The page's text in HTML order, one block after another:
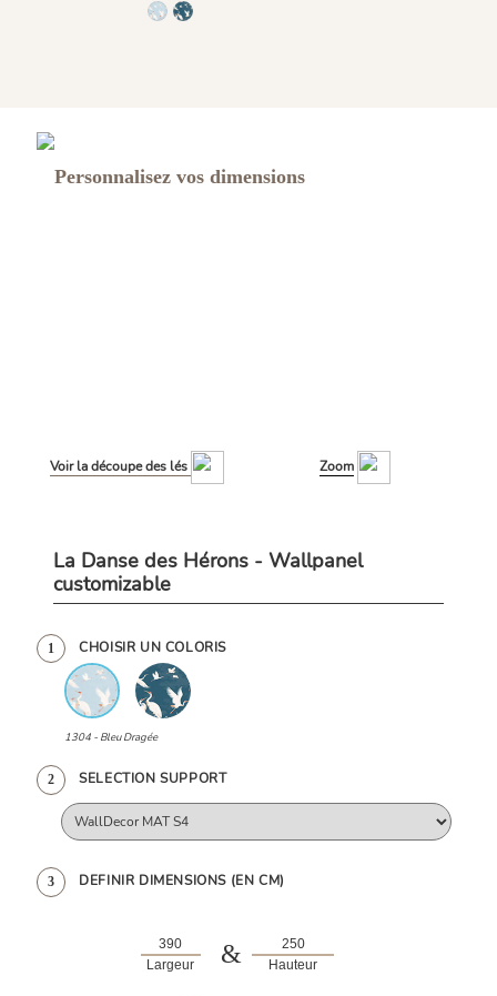
1304 - Bleu Dragée
1305-Bleu de Prusse
Personnalisez vos dimensions
Voir la découpe des lés Zoom
La Danse des Hérons - Wallpanel
customizable
1 CHOISIR UN COLORIS
1304 - Bleu Dragée
2 SELECTION SUPPORT
3 DEFINIR DIMENSIONS (EN CM)
Largeur & Hauteur